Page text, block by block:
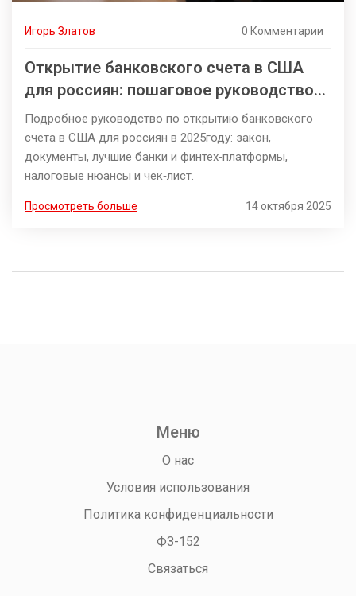
Игорь Златов 0 Комментарии
Открытие банковского счета в США
для россиян: пошаговое руководство
2025
Подробное руководство по открытию банковского
счета в США для россиян в 2025году: закон,
документы, лучшие банки и финтех‑платформы,
налоговые нюансы и чек‑лист.
Просмотреть больше 14 октября 2025
Меню
О нас
Условия использования
Политика конфиденциальности
ФЗ-152
Связаться